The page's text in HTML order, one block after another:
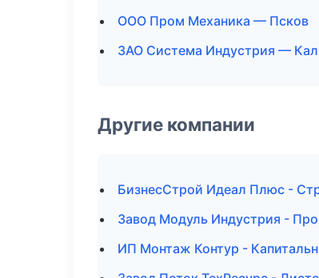
ООО Пром Механика — Псков
ЗАО Система Индустрия —
Другие компании
БизнесСтрой Идеал Плюс -
Завод Модуль Индустрия -
ИП Монтаж Контур -